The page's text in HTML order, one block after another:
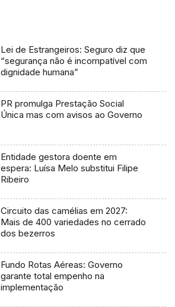
Lei de Estrangeiros: Seguro diz que
“segurança não é incompatível com
dignidade humana”
PR promulga Prestação Social
Única mas com avisos ao Governo
Entidade gestora doente em
espera: Luísa Melo substitui Filipe
Ribeiro
Circuito das camélias em 2027:
Mais de 400 variedades no cerrado
dos bezerros
Fundo Rotas Aéreas: Governo
garante total empenho na
implementação